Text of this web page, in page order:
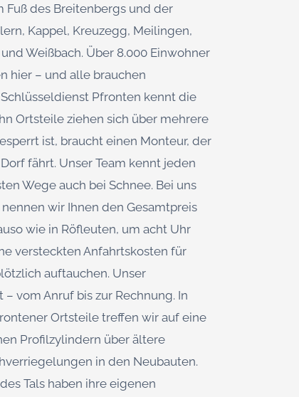
des Breitenbergs und der
Kappel, Kreuzegg, Meilingen,
Weißbach. Über 8.000 Einwohner
hier – und alle brauchen
Pfronten kennt die
Ortsteile ziehen sich über mehrere
ist, braucht einen Monteur, der
fährt. Unser Team kennt jeden
Wege auch bei Schnee. Bei uns
wir Ihnen den Gesamtpreis
wie in Röfleuten, um acht Uhr
versteckten Anfahrtskosten für
auftauchen. Unser
vom Anruf bis zur Rechnung. In
Ortsteile treffen wir auf eine
Profilzylindern über ältere
in den Neubauten.
Tals haben ihre eigenen